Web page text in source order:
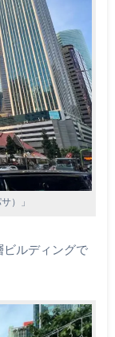
）」
ビルディングで